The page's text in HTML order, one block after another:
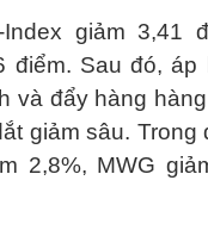
giảm 3,41
điểm. Sau đó,
và đẩy hàng
giảm sâu. Trong
2,8%, MWG